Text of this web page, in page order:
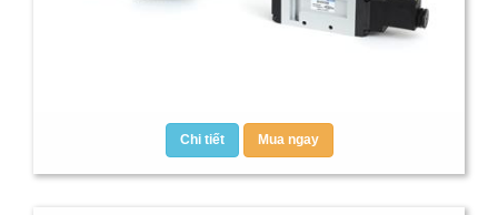
Chi tiết Mua ngay